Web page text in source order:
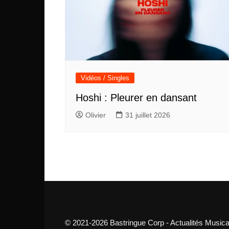
Vidéos / Singles
Hoshi : Pleurer en dansant
Olivier 31 juillet 2026
© 2021-2026 Bastringue Corp - Actualités